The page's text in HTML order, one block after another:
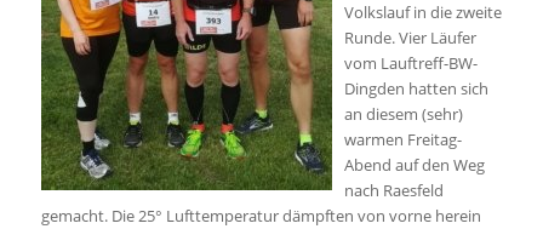
Volkslauf in die zweite
Runde. Vier Läufer
vom Lauftreff-BW-
Dingden hatten sich
an diesem (sehr)
warmen Freitag-
Abend auf den Weg
nach Raesfeld
gemacht. Die 25° Lufttemperatur dämpften von vorne herein